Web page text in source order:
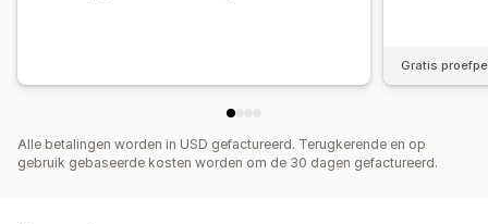
Gratis
Alle betalingen worden in USD gefactureerd. Terugkerende en op
gebruik gebaseerde kosten worden om de 30 dagen gefactureerd.